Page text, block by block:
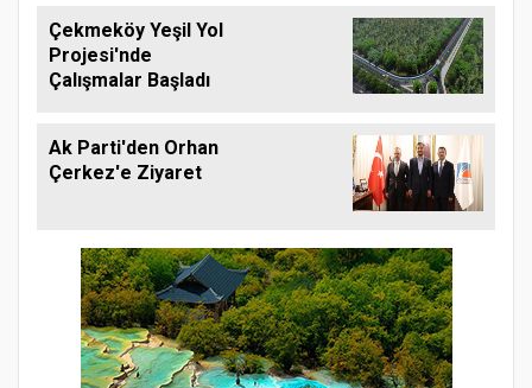
Çekmeköy Yeşil Yol
Projesi'nde
Çalışmalar Başladı
Ak Parti'den Orhan
Çerkez'e Ziyaret